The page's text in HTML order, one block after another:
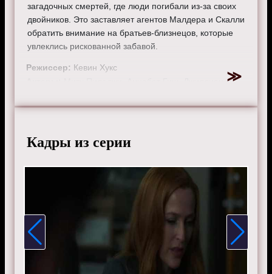
загадочных смертей, где люди погибали из-за своих
двойников. Это заставляет агентов Малдера и Скалли
обратить внимание на братьев-близнецов, которые
увлеклись рискованной забавой.
Режиссер: Кевин Хукс
телефоне, планшете, пк или телевизоре на сайте x-
Кадры из серии